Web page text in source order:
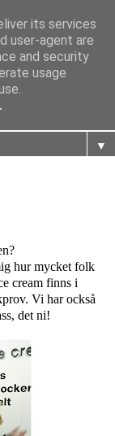
▼
hur mycket folk
cream finns i
Vi har också
det ni!
its services
user-agent are
and security
usage